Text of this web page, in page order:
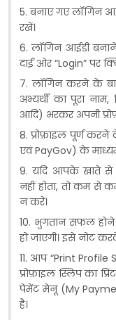
5. बनाए गए लॉगिन
रखें।
6. लॉगिन आईडी
दाईं ओर “Login” पर
7. लॉगिन करने के
अभ्यर्थी का पूरा
आदि) भरकर अपनी
8. प्रोफ़ाइल पूर्ण
एवं PayGov) के
9. यदि आपके खाते
नहीं होता, तो कम से
न करें।
10. भुगतान सफल होने
हो जाएगी। इसे नोट
11. आप “Print
प्रोफ़ाइल स्लिप का
पेमेंट मेनू (My
है।